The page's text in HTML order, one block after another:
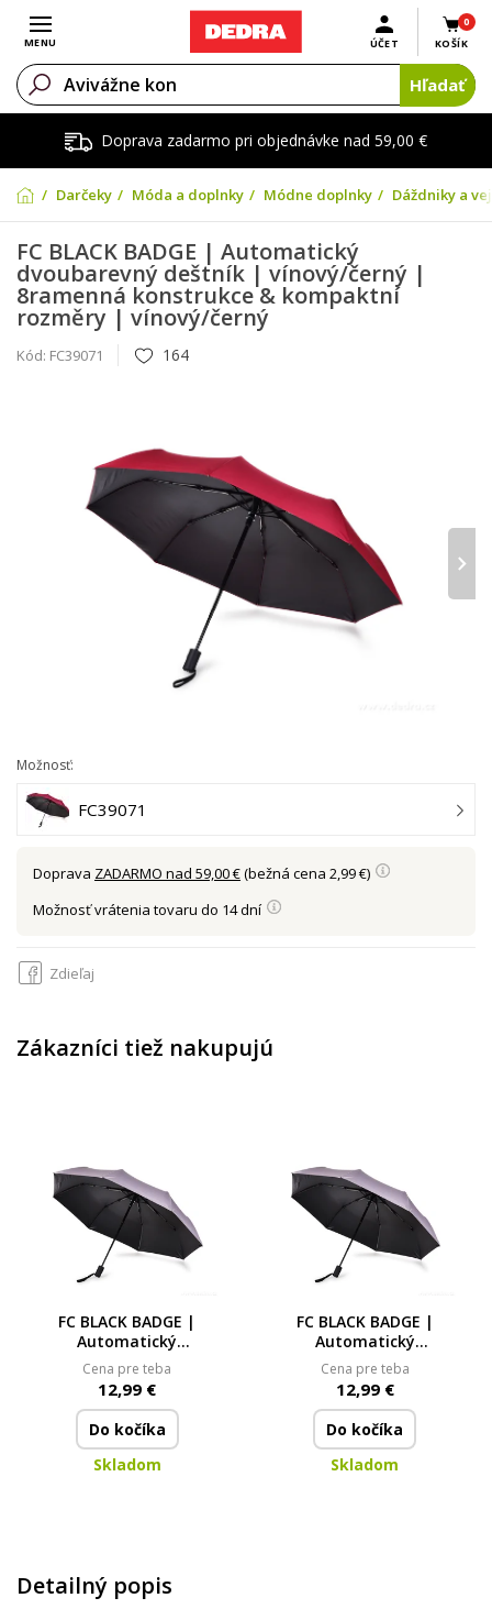
Doprava zadarmo pri objednávke nad 59,00 €
Otvoriť menu
MENU
0
KOŠÍK
ÚČET
Hľadať
Darčeky Móda a doplnky Módne doplnky Dáždniky a
FC BLACK BADGE | Automatický
dvoubarevný deštník | vínový/černý |
8ramenná konstrukce & kompaktní
rozměry | vínový/černý
Kód: FC39071 164
›
Možnosť:
FC39071
Doprava ZADARMO nad 59,00 €(bežná cena 2,99 €)
Možnosť vrátenia tovaru do 14 dní
Zdieľaj
Zákazníci tiež nakupujú
FC BLACK BADGE |
Automatický
dvoubarevný deštník |
šedý/černý | 8ramenná
konstrukce &
kompaktní rozměry
Cena pre teba
12,99 €
Do kočíka
Skladom
FC BLACK BADGE |
Automatický
dvoubarevný deštník |
šedý/černý | 8ramenná
konstrukce &
kompaktní rozměry
Cena pre teba
12,99 €
Do kočíka
Skladom
Detailný popis